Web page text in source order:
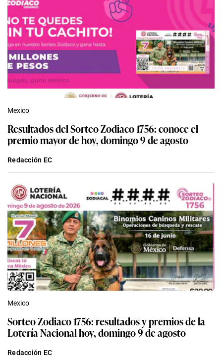
Mexico
Resultados del Sorteo Zodiaco 1756: conoce el
premio mayor de hoy, domingo 9 de agosto
Redacción EC
Mexico
Sorteo Zodiaco 1756: resultados y premios de la
Lotería Nacional hoy, domingo 9 de agosto
Redacción EC